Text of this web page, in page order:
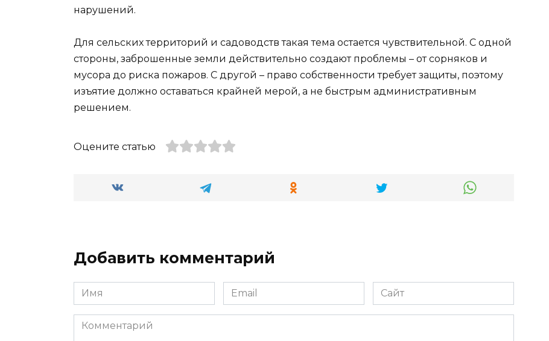
нарушений.
Для сельских территорий и садоводств такая тема остается чувствительной. С одной
стороны, заброшенные земли действительно создают проблемы – от сорняков и
мусора до риска пожаров. С другой – право собственности требует защиты, поэтому
изъятие должно оставаться крайней мерой, а не быстрым административным
решением.
Оцените статью
Добавить комментарий
Имя
*
Email
*
Сайт
Комментарий